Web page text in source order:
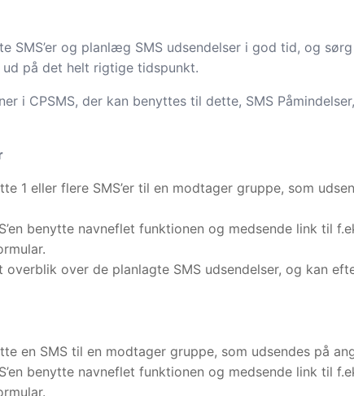
SMS’er og planlæg SMS udsendelser i god tid, og
på det helt rigtige tidspunkt.
i CPSMS, der kan benyttes til dette, SMS
1 eller flere SMS’er til en modtager gruppe, som
benytte navneflet funktionen og medsende link til
overblik over de planlagte SMS udsendelser, og kan
en SMS til en modtager gruppe, som udsendes på
benytte navneflet funktionen og medsende link til